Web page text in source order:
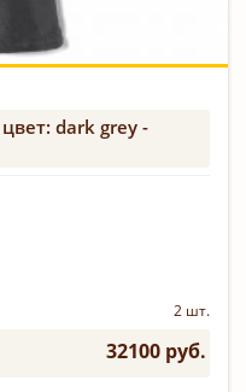
dark grey -
2 шт.
32100 руб.